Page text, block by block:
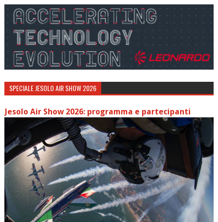
SPECIALE JESOLO AIR SHOW 2026
Jesolo Air Show 2026: programma e partecipanti